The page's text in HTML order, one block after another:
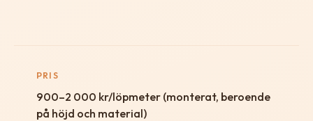
PRIS
900–2 000 kr/löpmeter (monterat, beroende
på höjd och material)